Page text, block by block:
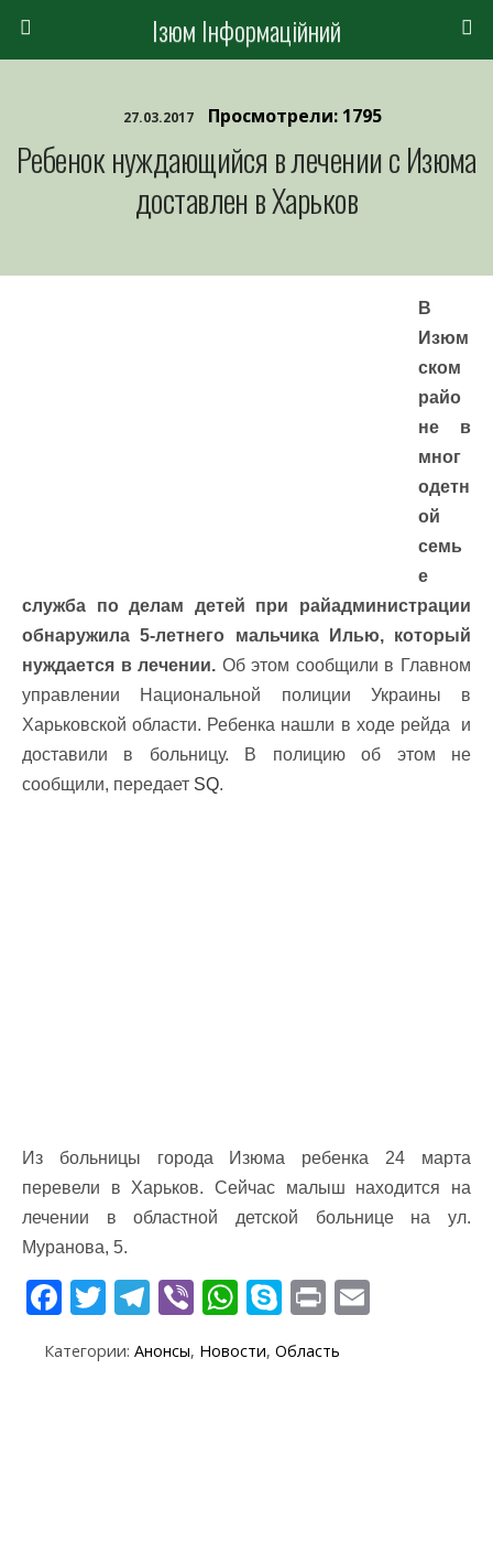
Ізюм Інформаційний
27.03.2017 Просмотрели: 1795
Ребенок нуждающийся в лечении с Изюма
доставлен в Харьков
В
Изюм
ском
райо
не в
мног
одетн
ой
семь
е
служба по делам детей при райадминистрации
обнаружила 5-летнего мальчика Илью, который
нуждается в лечении. Об этом сообщили в Главном
управлении Национальной полиции Украины в
Харьковской области. Ребенка нашли в ходе рейда и
доставили в больницу. В полицию об этом не
сообщили, передает SQ.
Из больницы города Изюма ребенка 24 марта
перевели в Харьков. Сейчас малыш находится на
лечении в областной детской больнице на ул.
Муранова, 5.
F
e
T
itt
T
e
Vi
er
W
at
S
k
y
Pr
t
Категории: Анонсы, Новости, Область